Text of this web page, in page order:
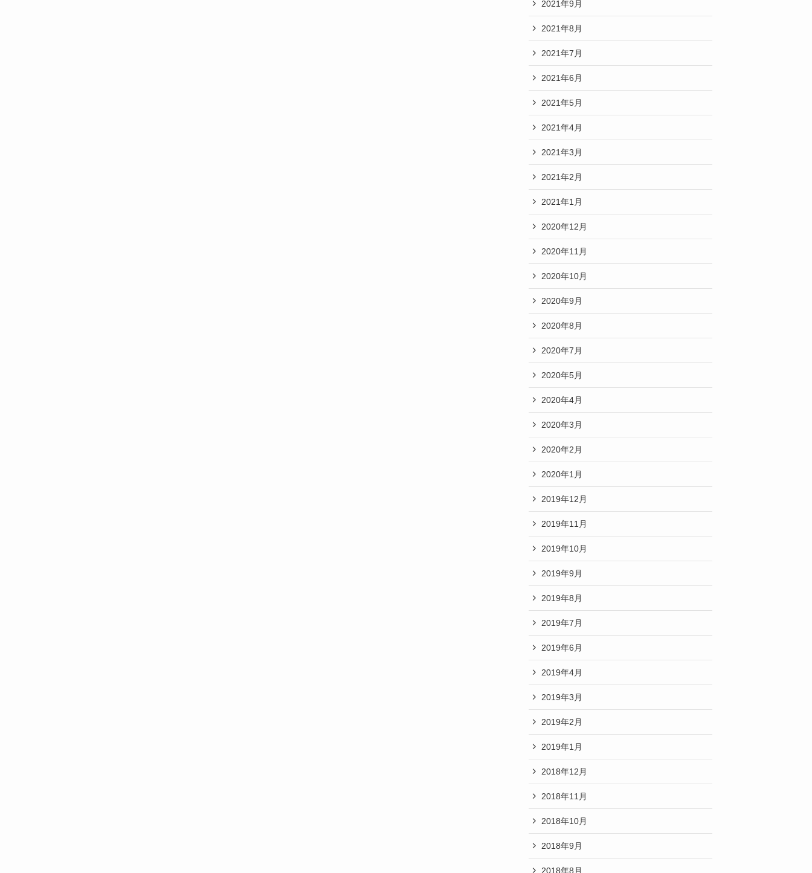
2021年9月
2021年8月
2021年7月
2021年6月
2021年5月
2021年4月
2021年3月
2021年2月
2021年1月
2020年12月
2020年11月
2020年10月
2020年9月
2020年8月
2020年7月
2020年5月
2020年4月
2020年3月
2020年2月
2020年1月
2019年12月
2019年11月
2019年10月
2019年9月
2019年8月
2019年7月
2019年6月
2019年4月
2019年3月
2019年2月
2019年1月
2018年12月
2018年11月
2018年10月
2018年9月
2018年8月